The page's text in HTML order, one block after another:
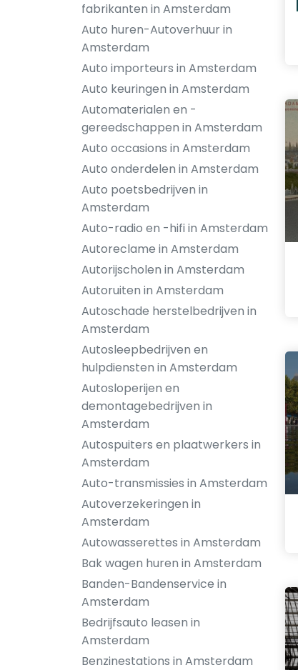
fabrikanten in Amsterdam
Auto huren-Autoverhuur in
Amsterdam
Auto importeurs in Amsterdam
Auto keuringen in Amsterdam
Automaterialen en -
gereedschappen in Amsterdam
Auto occasions in Amsterdam
Auto onderdelen in Amsterdam
Auto poetsbedrijven in
Amsterdam
Auto-radio en -hifi in Amsterdam
Autoreclame in Amsterdam
Autorijscholen in Amsterdam
Autoruiten in Amsterdam
Autoschade herstelbedrijven in
Amsterdam
Autosleepbedrijven en
hulpdiensten in Amsterdam
Autosloperijen en
demontagebedrijven in
Amsterdam
Autospuiters en plaatwerkers in
Amsterdam
Auto-transmissies in Amsterdam
Autoverzekeringen in
Amsterdam
Autowasserettes in Amsterdam
Bak wagen huren in Amsterdam
Banden-Bandenservice in
Amsterdam
Bedrijfsauto leasen in
Amsterdam
Benzinestations in Amsterdam